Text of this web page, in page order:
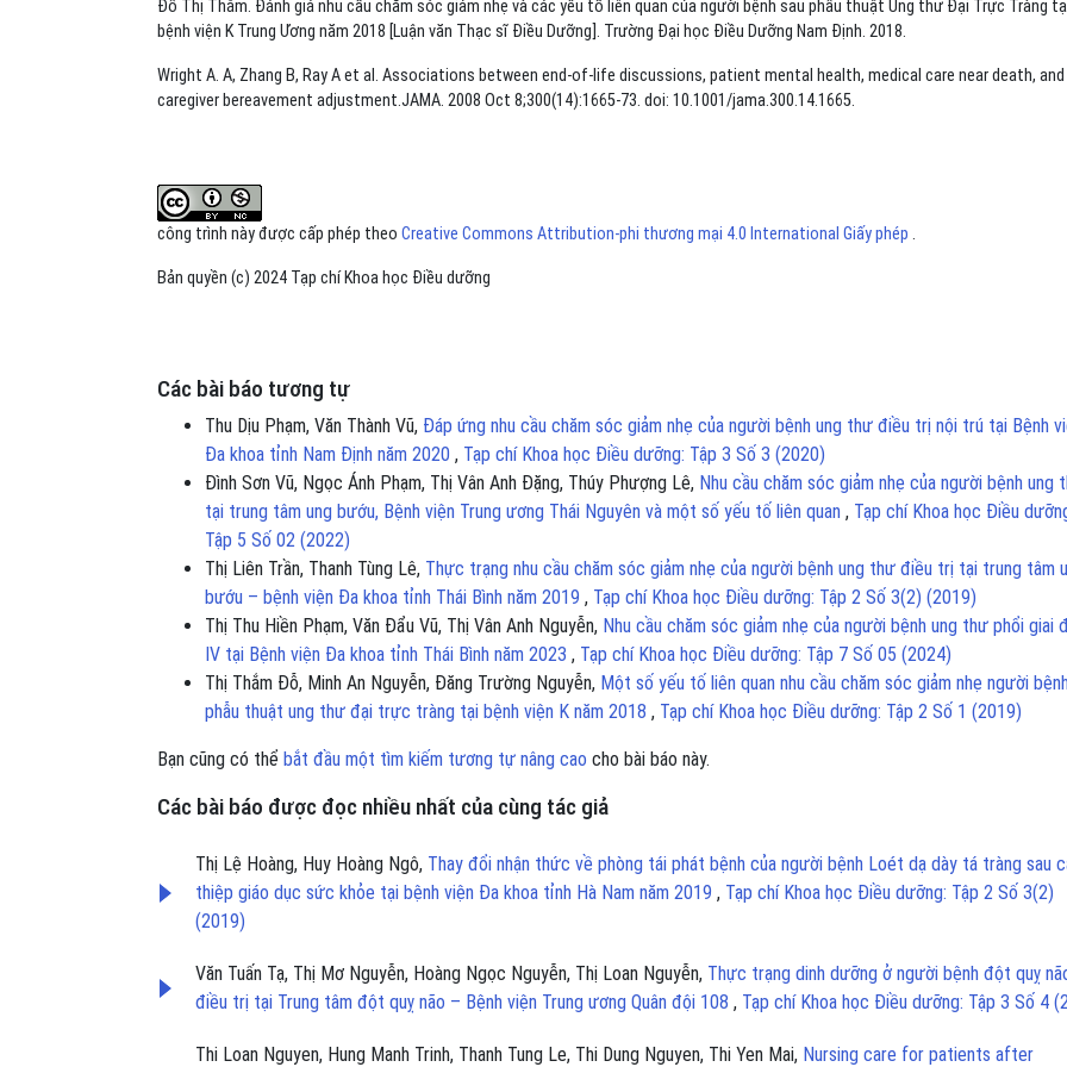
Đỗ Thị Thắm. Đánh giá nhu cầu chăm sóc giảm nhẹ và các yếu tố liên quan của người bệnh sau phẫu thuật Ung thư Đại Trực Tràng
bệnh viện K Trung Ương năm 2018 [Luận văn Thạc sĩ Điều Dưỡng]. Trường Đại học Điều Dưỡng Nam Định. 2018.
Wright A. A, Zhang B, Ray A et al. Associations between end-of-life discussions, patient mental health, medical care near death, and
caregiver bereavement adjustment.JAMA. 2008 Oct 8;300(14):1665-73. doi: 10.1001/jama.300.14.1665.
công trình này được cấp phép theo Creative Commons Attribution-phi thương mại 4.0 International Giấy phép .
Bản quyền (c) 2024 Tạp chí Khoa học Điều dưỡng
Các bài báo tương tự
Thu Dịu Phạm, Văn Thành Vũ, Đáp ứng nhu cầu chăm sóc giảm nhẹ của người bệnh ung thư điều trị nội trú tại Bệnh
Đa khoa tỉnh Nam Định năm 2020 , Tạp chí Khoa học Điều dưỡng: Tập 3 Số 3 (2020)
Đình Sơn Vũ, Ngọc Ánh Phạm, Thị Vân Anh Đặng, Thúy Phượng Lê, Nhu cầu chăm sóc giảm nhẹ của người bệnh ung
tại trung tâm ung bướu, Bệnh viện Trung ương Thái Nguyên và một số yếu tố liên quan , Tạp chí Khoa học Điều
Tập 5 Số 02 (2022)
Thị Liên Trần, Thanh Tùng Lê, Thực trạng nhu cầu chăm sóc giảm nhẹ của người bệnh ung thư điều trị tại trung tâm
bướu – bệnh viện Đa khoa tỉnh Thái Bình năm 2019 , Tạp chí Khoa học Điều dưỡng: Tập 2 Số 3(2) (2019)
Thị Thu Hiền Phạm, Văn Đẩu Vũ, Thị Vân Anh Nguyễn, Nhu cầu chăm sóc giảm nhẹ của người bệnh ung thư phổi giai
IV tại Bệnh viện Đa khoa tỉnh Thái Bình năm 2023 , Tạp chí Khoa học Điều dưỡng: Tập 7 Số 05 (2024)
Thị Thắm Đỗ, Minh An Nguyễn, Đăng Trường Nguyễn, Một số yếu tố liên quan nhu cầu chăm sóc giảm nhẹ người
phẫu thuật ung thư đại trực tràng tại bệnh viện K năm 2018 , Tạp chí Khoa học Điều dưỡng: Tập 2 Số 1 (2019)
Bạn cũng có thể bắt đầu một tìm kiếm tương tự nâng cao cho bài báo này.
Các bài báo được đọc nhiều nhất của cùng tác giả
Thị Lệ Hoàng, Huy Hoàng Ngô, Thay đổi nhận thức về phòng tái phát bệnh của người bệnh Loét dạ dày tá tràng sau
thiệp giáo dục sức khỏe tại bệnh viện Đa khoa tỉnh Hà Nam năm 2019 , Tạp chí Khoa học Điều dưỡng: Tập 2 Số 3(2)
(2019)
Văn Tuấn Tạ, Thị Mơ Nguyễn, Hoàng Ngọc Nguyễn, Thị Loan Nguyễn, Thực trạng dinh dưỡng ở người bệnh đột quỵ
điều trị tại Trung tâm đột quỵ não – Bệnh viện Trung ương Quân đội 108 , Tạp chí Khoa học Điều dưỡng: Tập 3 Số 4
Thi Loan Nguyen, Hung Manh Trinh, Thanh Tung Le, Thi Dung Nguyen, Thi Yen Mai, Nursing care for patients after